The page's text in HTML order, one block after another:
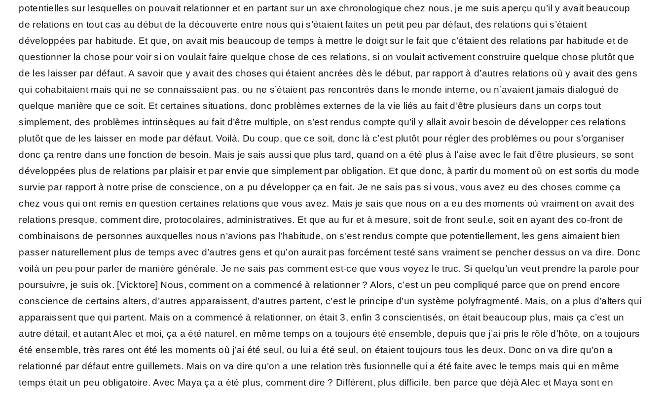
potentielles sur lesquelles on pouvait relationner et en partant sur un axe chronologique chez nous, je me suis aperçu qu’il y avait beaucoup
de relations en tout cas au début de la découverte entre nous qui s’étaient faites un petit peu par défaut, des relations qui s’étaient
développées par habitude. Et que, on avait mis beaucoup de temps à mettre le doigt sur le fait que c’étaient des relations par habitude et de
questionner la chose pour voir si on voulait faire quelque chose de ces relations, si on voulait activement construire quelque chose plutôt que
de les laisser par défaut. A savoir que y avait des choses qui étaient ancrées dès le début, par rapport à d’autres relations où y avait des gens
qui cohabitaient mais qui ne se connaissaient pas, ou ne s’étaient pas rencontrés dans le monde interne, ou n’avaient jamais dialogué de
quelque manière que ce soit. Et certaines situations, donc problèmes externes de la vie liés au fait d’être plusieurs dans un corps tout
simplement, des problèmes intrinsèques au fait d’être multiple, on s’est rendus compte qu’il y allait avoir besoin de développer ces relations
plutôt que de les laisser en mode par défaut. Voilà. Du coup, que ce soit, donc là c’est plutôt pour régler des problèmes ou pour s’organiser
donc ça rentre dans une fonction de besoin. Mais je sais aussi que plus tard, quand on a été plus à l’aise avec le fait d’être plusieurs, se sont
développées plus de relations par plaisir et par envie que simplement par obligation. Et que donc, à partir du moment où on est sortis du mode
survie par rapport à notre prise de conscience, on a pu développer ça en fait. Je ne sais pas si vous, vous avez eu des choses comme ça
chez vous qui ont remis en question certaines relations que vous avez. Mais je sais que nous on a eu des moments où vraiment on avait des
relations presque, comment dire, protocolaires, administratives. Et que au fur et à mesure, soit de front seul.e, soit en ayant des co-front de
combinaisons de personnes auxquelles nous n’avions pas l’habitude, on s’est rendus compte que potentiellement, les gens aimaient bien
passer naturellement plus de temps avec d’autres gens et qu’on aurait pas forcément testé sans vraiment se pencher dessus on va dire. Donc
voilà un peu pour parler de manière générale. Je ne sais pas comment est-ce que vous voyez le truc. Si quelqu’un veut prendre la parole pour
poursuivre, je suis ok. [Vicktore] Nous, comment on a commencé à relationner ? Alors, c’est un peu compliqué parce que on prend encore
conscience de certains alters, d’autres apparaissent, d’autres partent, c’est le principe d’un système polyfragmenté. Mais, on a plus d’alters qui
apparaissent que qui partent. Mais on a commencé à relationner, on était 3, enfin 3 conscientisés, on était beaucoup plus, mais ça c’est un
autre détail, et autant Alec et moi, ça a été naturel, en même temps on a toujours été ensemble, depuis que j’ai pris le rôle d’hôte, on a toujours
été ensemble, très rares ont été les moments où j’ai été seul, ou lui a été seul, on étaient toujours tous les deux. Donc on va dire qu’on a
relationné par défaut entre guillemets. Mais on va dire qu’on a une relation très fusionnelle qui a été faite avec le temps mais qui en même
temps était un peu obligatoire. Avec Maya ça a été plus, comment dire ? Différent, plus difficile, ben parce que déjà Alec et Maya sont en